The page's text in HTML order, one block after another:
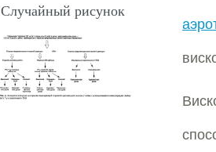
Случайный рисунок